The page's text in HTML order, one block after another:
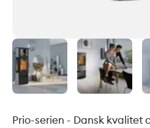
Prio-serien - Dansk kvalitet